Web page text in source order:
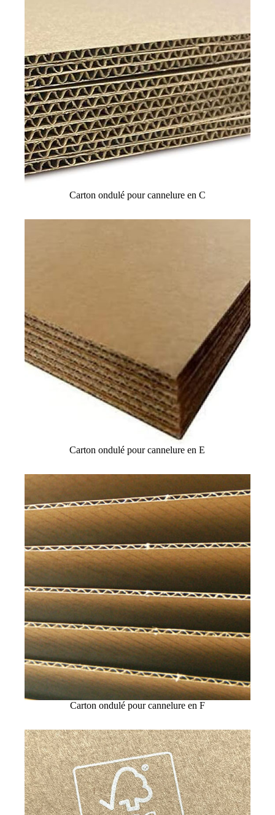
Carton ondulé pour cannelure en C
Carton ondulé pour cannelure en E
Carton ondulé pour cannelure en F